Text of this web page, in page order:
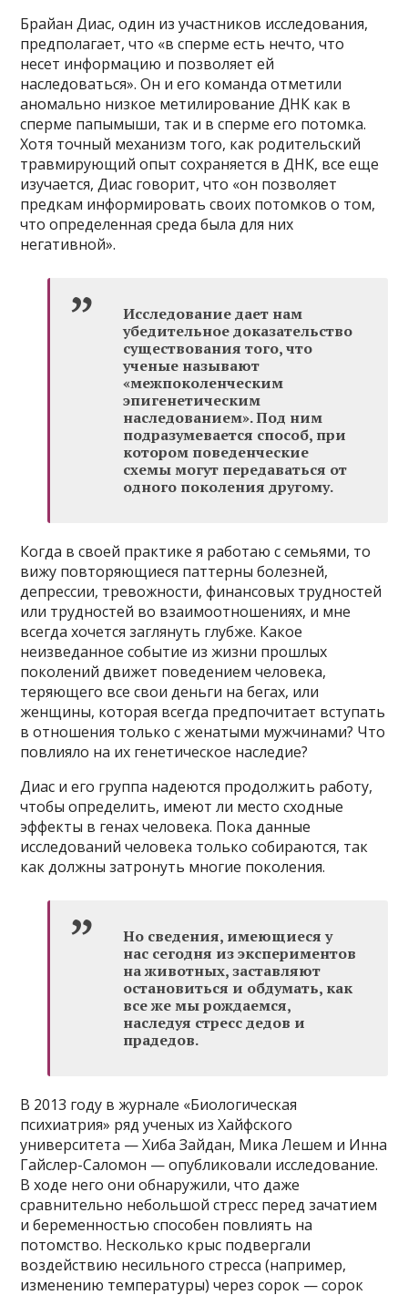
Брайан Диас, один из участников исследования,
предполагает, что «в сперме есть нечто, что
несет информацию и позволяет ей
наследоваться». Он и его команда отметили
аномально низкое метилирование ДНК как в
сперме папымыши, так и в сперме его потомка.
Хотя точный механизм того, как родительский
травмирующий опыт сохраняется в ДНК, все еще
изучается, Диас говорит, что «он позволяет
предкам информировать своих потомков о том,
что определенная среда была для них
негативной».
Исследование дает нам
убедительное доказательство
существования того, что
ученые называют
«межпоколенческим
эпигенетическим
наследованием». Под ним
подразумевается способ, при
котором поведенческие
схемы могут передаваться от
одного поколения другому.
Когда в своей практике я работаю с семьями, то
вижу повторяющиеся паттерны болезней,
депрессии, тревожности, финансовых трудностей
или трудностей во взаимоотношениях, и мне
всегда хочется заглянуть глубже. Какое
неизведанное событие из жизни прошлых
поколений движет поведением человека,
теряющего все свои деньги на бегах, или
женщины, которая всегда предпочитает вступать
в отношения только с женатыми мужчинами? Что
повлияло на их генетическое наследие?
Диас и его группа надеются продолжить работу,
чтобы определить, имеют ли место сходные
эффекты в генах человека. Пока данные
исследований человека только собираются, так
как должны затронуть многие поколения.
Но сведения, имеющиеся у
нас сегодня из экспериментов
на животных, заставляют
остановиться и обдумать, как
все же мы рождаемся,
наследуя стресс дедов и
прадедов.
В 2013 году в журнале «Биологическая
психиатрия» ряд ученых из Хайфского
университета — Хиба Зайдан, Мика Лешем и Инна
Гайслер-Саломон — опубликовали исследование.
В ходе него они обнаружили, что даже
сравнительно небольшой стресс перед зачатием
и беременностью способен повлиять на
потомство. Несколько крыс подвергали
воздействию несильного стресса (например,
изменению температуры) через сорок — сорок